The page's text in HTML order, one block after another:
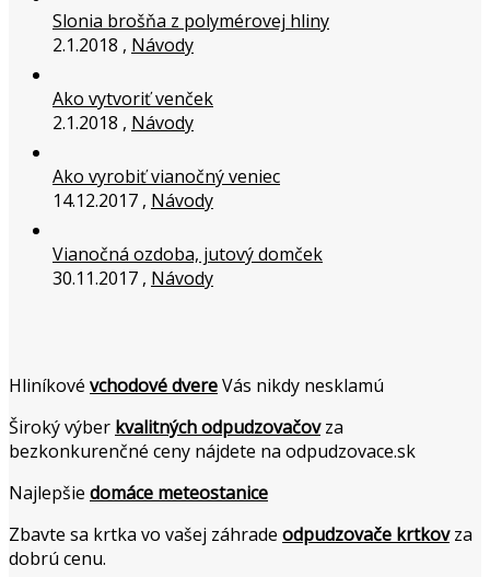
Slonia brošňa z polymérovej hliny
2.1.2018 , Návody
Ako vytvoriť venček
2.1.2018 , Návody
Ako vyrobiť vianočný veniec
14.12.2017 , Návody
Vianočná ozdoba, jutový domček
30.11.2017 , Návody
Hliníkové vchodové dvereVás nikdy nesklamú
Široký výber kvalitných odpudzovačovza
bezkonkurenčné ceny nájdete na odpudzovace.sk
Najlepšie domáce meteostanice
Zbavte sa krtka vo vašej záhrade odpudzovače krtkovza
dobrú cenu.